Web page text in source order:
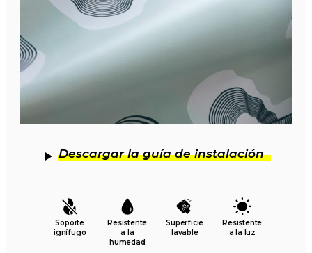
Descargar la guía de instalación
Soporte
ignífugo
Resistente
a la
humedad
Superficie
lavable
Resistente
a la luz